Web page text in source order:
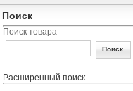
Поиск
Поиск товара
Расширенный поиск